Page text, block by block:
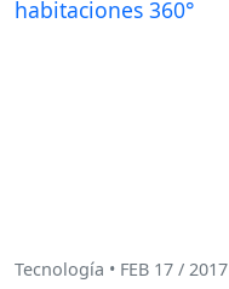
Tecnología • FEB 17 / 2017